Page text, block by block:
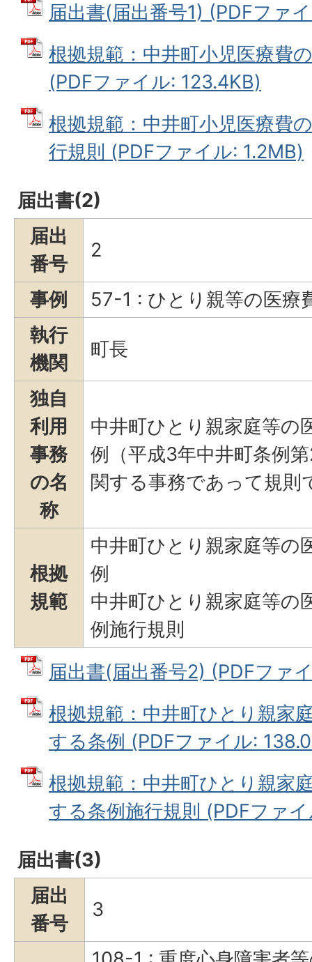
届出書(届出番号1) (PDFファ
根拠規範：中井町小児医療費
(PDFファイル: 123.4KB)
根拠規範：中井町小児医療費
行規則 (PDFファイル: 1.2MB)
届出書(2)
届出
番号
2
事例
57-1 : ひとり親等の医療
執行
機関
町長
独自
利用
事務
の名
称
中井町ひとり親家庭等の
例（平成3年中井町条例
関する事務であって規則
根拠
規範
中井町ひとり親家庭等の
例
中井町ひとり親家庭等の
例施行規則
届出書(届出番号2) (PDFファ
根拠規範：中井町ひとり親家
する条例 (PDFファイル:
根拠規範：中井町ひとり親家
する条例施行規則 (PDFファ
届出書(3)
届出
番号
3